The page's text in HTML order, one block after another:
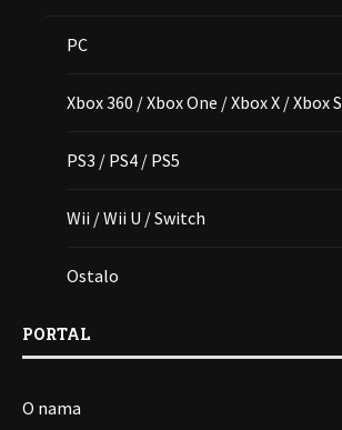
PC
Xbox 360 / Xbox One / Xbox X / Xbox S
PS3 / PS4 / PS5
Wii / Wii U / Switch
Ostalo
PORTAL
O nama